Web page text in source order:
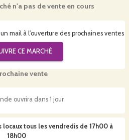
mail à l'ouverture des prochaines ventes
CE MARCHÉ
n'a pas de vente en cours
vente
ouvrira dans 1 jour
locaux tous les vendredis de 17h00 à
18h00